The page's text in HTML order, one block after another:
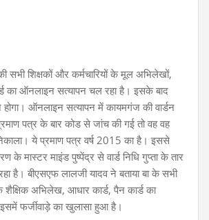
सभी शिक्षकों और कर्मचारियों के मूल अभिलेखों,
का ऑनलाइन सत्यापन चल रहा है। इसके बाद
ऑनलाइन सत्यापन में कायमगंज की वार्डन
पत्र के बार कोड से जांच की गई तो वह वह
ये प्रमाण पत्र वर्ष 2015 का है। इससे
के मास्टर माइंड पुष्पेंद्र से वार्ड निधि गुप्ता के तार
है। बीएसएफ लालजी यादव ने बताया बा के सभी
शैक्षिक अभिलेख, आधार कार्ड, पैन कार्ड का
फर्जीवाड़े का खुलासा हुआ है।